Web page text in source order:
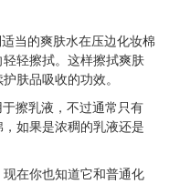
当的爽肤水在压边化妆棉
轻轻擦拭。这样擦拭爽肤
肤品吸收的功效。
擦乳液，不过通常只有
如果是浓稠的乳液还是
在你也知道它和普通化